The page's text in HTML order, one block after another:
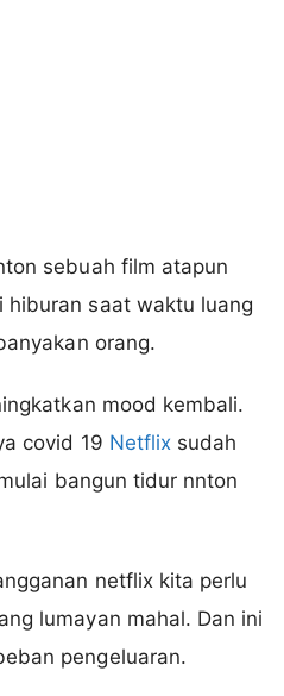
sebuah film atapun
hiburan saat waktu luang
orang.
mood kembali.
covid 19 Netflix sudah
bangun tidur nnton
netflix kita perlu
lumayan mahal. Dan ini
pengeluaran.